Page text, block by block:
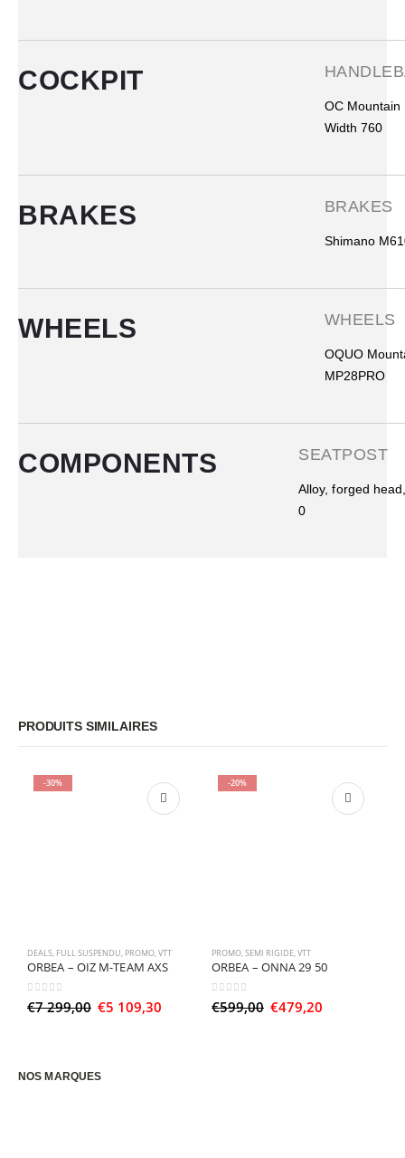
COCKPIT
OC
Width 760
BRAKES BRAKES
Shimano
WHEELS WHEELS
OQUO
MP28PRO
COMPONENTS SEATPOST
Alloy, forged
0
PRODUITS SIMILAIRES
-30%
DEALS, FULL SUSPENDU, PROMO,VTT
ORBEA – OIZ M-TEAM AXS
0sur 5
€7 299,00 Le
299,00.
€5 109,30
-20%
PROMO,SEMI RIGIDE,VTT
ORBEA – ONNA 29 50
0sur 5
€599,00 Le
€479,20
NOS MARQUES